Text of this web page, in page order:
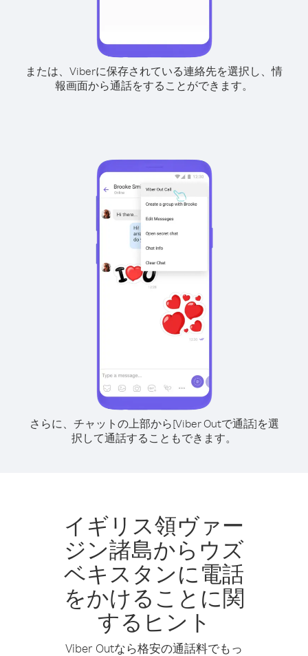
または、Viberに保存されている連絡先を選択し、情
報画面から通話をすることができます。
さらに、チャットの上部から[Viber Outで通話]を選
択して通話することもできます。
イギリス領ヴァー
ジン諸島からウズ
ベキスタンに電話
をかけることに関
するヒント
Viber Outなら格安の通話料でもっ